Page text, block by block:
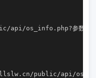
os_info.php?参数名1=参
public/api/